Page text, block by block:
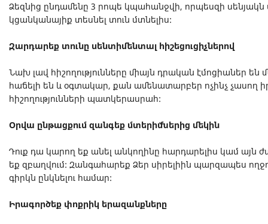
Ձեզնից ընդամենը 3 րոպե կպահանջվի, որպեսզի սենյակն
կցանկանայիք տեսնել տուն մտնելիս:
Զարդարեք տունը սենտիմենտալ հիշեցուցիչներով
Նախ լավ հիշողությունները միայն դրական էմոցիաներ
հաճելի են և օգտակար, քան ամենատարբեր ոչինչ չասող
հիշողությունների պատկերասրահ:
Օրվա ընթացքում զանգեք մտերիմներից մեկին
Դուք դա կարող եք անել անկողինը հարդարելիս կամ այն
եք զբաղվում: Զանգահարեք Ձեր սիրելիին պարզապես
գիրկն ընկնելու համար:
Իրագործեք փոքրիկ երազանքները